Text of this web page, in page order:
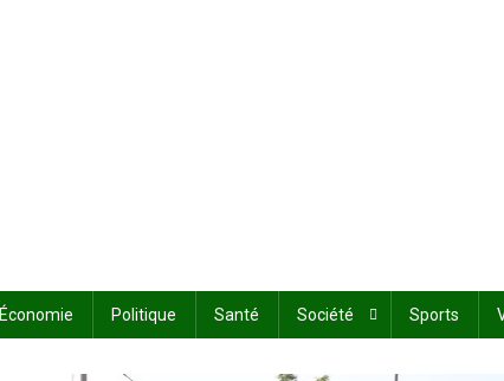
Économie Politique Santé Société Sports